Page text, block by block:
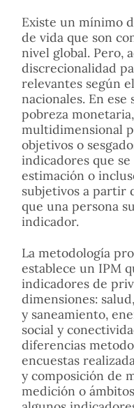
Existe un mínimo
de vida que son
nivel global. Pero,
discrecionalidad
relevantes según
nacionales. En
pobreza
multidimensional
objetivos o
indicadores que
estimación o
subjetivos a partir
que una persona
indicador.
La metodología
establece un IPM
indicadores de
dimensiones:
y saneamiento,
social y
diferencias
encuestas
y composición de
medición o